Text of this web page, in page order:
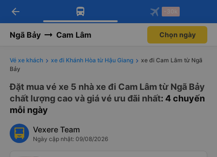
Tải app Vexere ngay!
Nhận ưu đãi thành viên độc
Mở app
Tải app Vexere
-30k/ghế khi đặt vé máy bay qua
Mở app
arrow_back -30k
Ngã Bảy Cam Lâm Chọn ngày
Vé xe khách xe đi Khánh Hòa từ Hậu Giang
xe đi Cam Lâm từ Ngã
Bảy
Đặt mua vé xe 5 nhà xe đi Cam Lâm từ Ngã Bảy
chất lượng cao và giá vé ưu đãi nhất: 4 chuyến
mỗi ngày
Vexere Team
Ngày cập nhật: 09/08/2026